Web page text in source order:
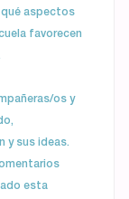
aspectos
favorecen
os y
y sus ideas.
esta